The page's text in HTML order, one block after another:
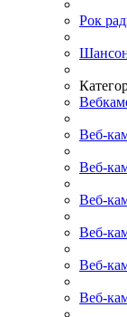
Рок
Веб-
Веб-
Веб-
Веб-
Веб-
Веб-